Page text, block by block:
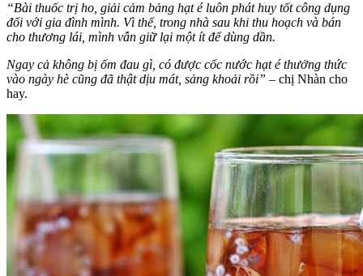
“Bài thuốc trị ho, giải cảm bảng hạt é luôn phát huy tốt công dụng
đối với gia đình mình. Vì thế, trong nhà sau khi thu hoạch và bán
cho thương lái, mình vẫn giữ lại một ít để dùng dần.
Ngay cả không bị ốm đau gì, có được cốc nước hạt é thưởng thức
vào ngày hè cũng đã thật dịu mát, sảng khoải rồi” – chị Nhàn cho
hay.